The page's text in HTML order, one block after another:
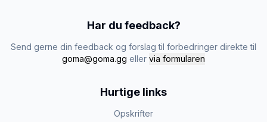
Har du feedback?
Send gerne din feedback og forslag til forbedringer direkte til
goma@goma.gg eller via formularen
Hurtige links
Opskrifter